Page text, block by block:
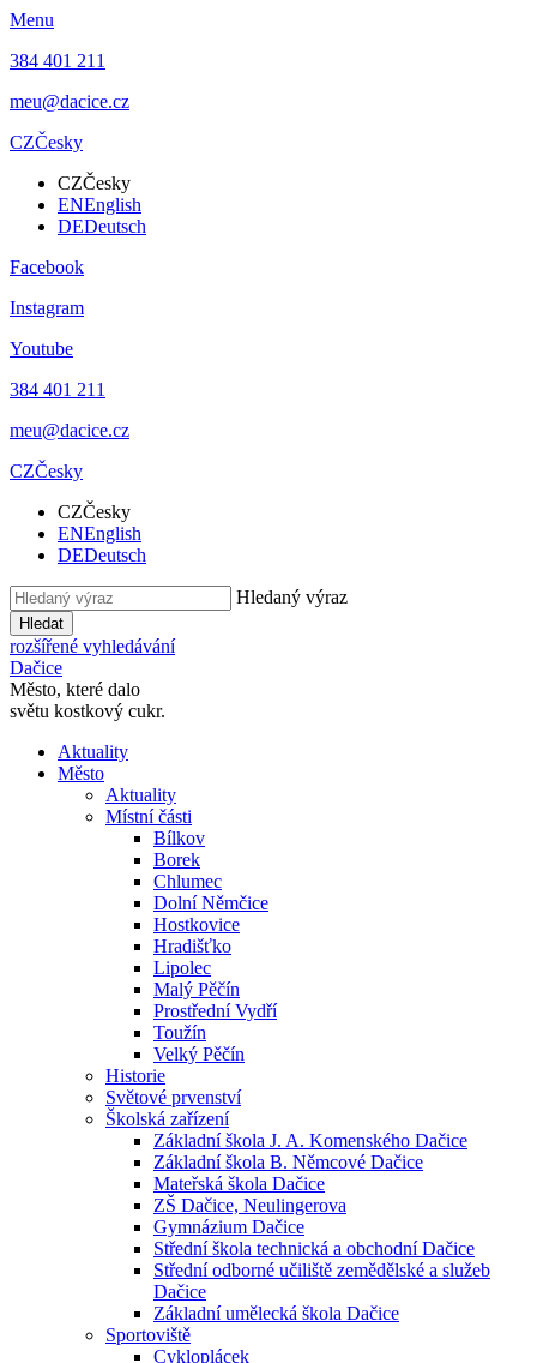
Menu
384 401 211
meu@dacice.cz
CZČesky
CZČesky
ENEnglish
DEDeutsch
Facebook
Instagram
Youtube
384 401 211
meu@dacice.cz
CZČesky
CZČesky
ENEnglish
DEDeutsch
Hledaný výraz
Hledat
rozšířené vyhledávání
Dačice
Město, které dalo
světu kostkový cukr.
Aktuality
Město
Aktuality
Místní části
Bílkov
Borek
Chlumec
Dolní Němčice
Hostkovice
Hradišťko
Lipolec
Malý Pěčín
Prostřední Vydří
Toužín
Velký Pěčín
Historie
Světové prvenství
Školská zařízení
Základní škola J. A. Komenského Dačice
Základní škola B. Němcové Dačice
Mateřská škola Dačice
ZŠ Dačice, Neulingerova
Gymnázium Dačice
Střední škola technická a obchodní Dačice
Střední odborné učiliště zemědělské a služeb
Dačice
Základní umělecká škola Dačice
Sportoviště
Cykloplácek